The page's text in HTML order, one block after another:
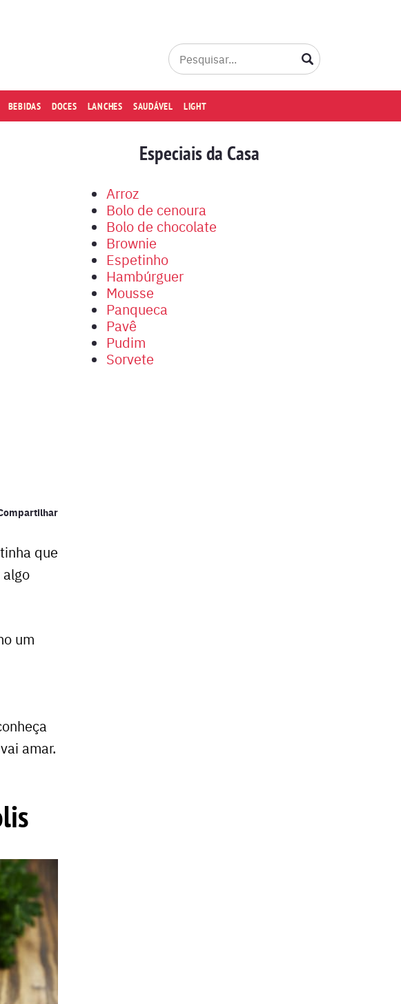
BEBIDAS DOCES LANCHES SAUDÁVEL LIGHT
que
um
amar.
Especiais da Casa
Arroz
Bolo de cenoura
Bolo de chocolate
Brownie
Espetinho
Hambúrguer
Mousse
Panqueca
Pavê
Pudim
Sorvete